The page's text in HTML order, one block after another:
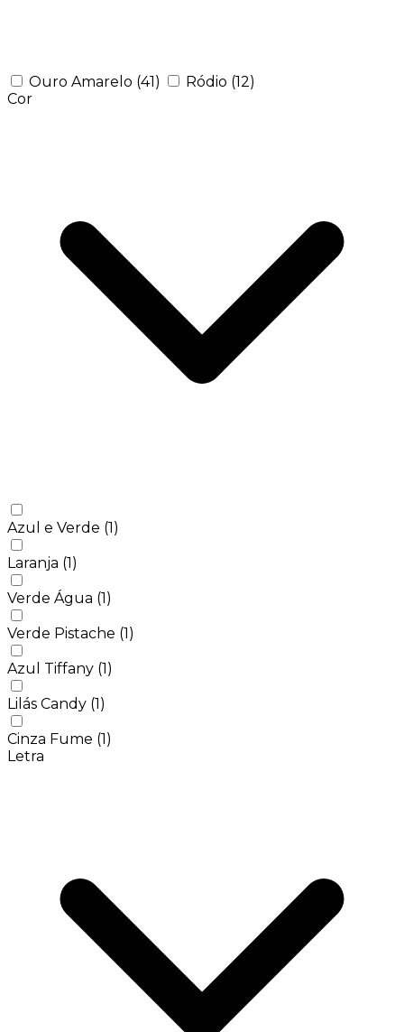
Ouro Amarelo (41) Ródio (12)
Cor
Azul e Verde (1)
Laranja (1)
Verde Água (1)
Verde Pistache (1)
Azul Tiffany (1)
Lilás Candy (1)
Cinza Fume (1)
Letra